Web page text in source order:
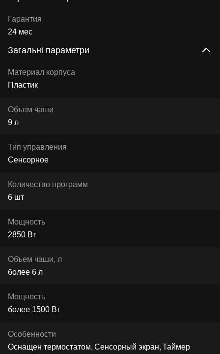
Гарантия
24 мес
Загальні параметри
Материал корпуса
Пластик
Объем чаши
9 л
Тип управления
Сенсорное
Количество программ
6 шт
Мощность
2850 Вт
Объем чаши, л
более 6 л
Мощность
более 1500 Вт
Особенности
Оснащен термостатом Сенсорный экран Таймер